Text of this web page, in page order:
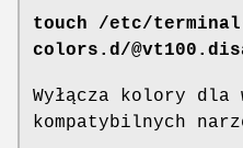
touch /etc/
colors.d/
Wyłącza kolory dla
kompatybilnych